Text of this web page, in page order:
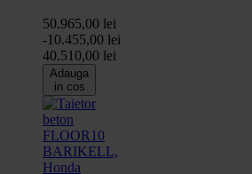
50.965,00 lei
-10.455,00 lei
40.510,00 lei
Adauga
in cos